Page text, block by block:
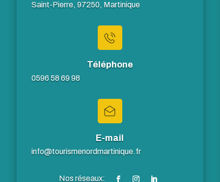
Saint-Pierre, 97250, Martinique
Téléphone
0596 58 69 98
E-mail
info@tourismenordmartinique.fr